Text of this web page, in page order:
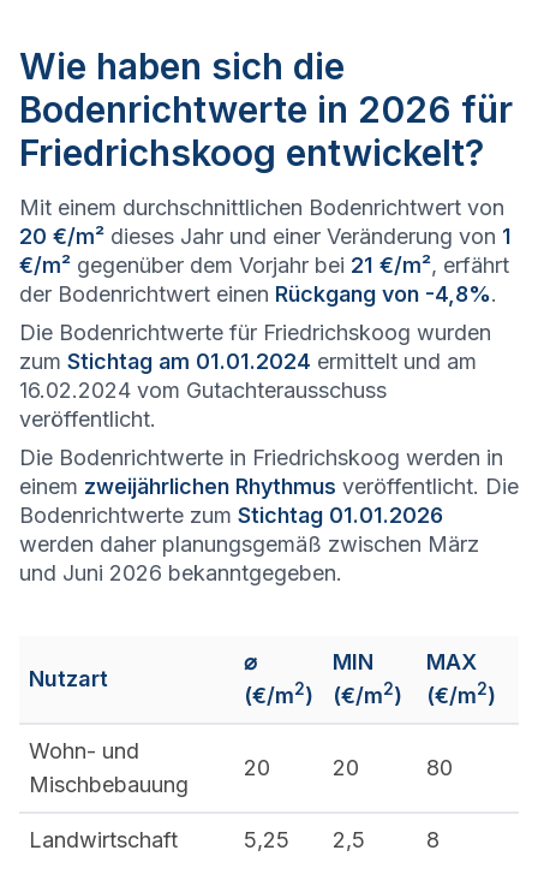
Wie haben sich die
Bodenrichtwerte in 2026 für
Friedrichskoog entwickelt?
Mit einem durchschnittlichen Bodenrichtwert von
20 €/m² dieses Jahr und einer Veränderung von 1
€/m² gegenüber dem Vorjahr bei 21 €/m², erfährt
der Bodenrichtwert einen Rückgang von -4,8%.
Die Bodenrichtwerte für Friedrichskoog wurden
zum Stichtag am 01.01.2024 ermittelt und am
16.02.2024 vom Gutachterausschuss
veröffentlicht.
Die Bodenrichtwerte in Friedrichskoog werden in
einem zweijährlichen Rhythmus veröffentlicht. Die
Bodenrichtwerte zum Stichtag 01.01.2026
werden daher planungsgemäß zwischen März
und Juni 2026 bekanntgegeben.
Nutzart
⌀
(€/m2)
MIN
(€/m2)
MAX
(€/m2)
Wohn- und
Mischbebauung
20 20 80
Landwirtschaft 5,25 2,5 8